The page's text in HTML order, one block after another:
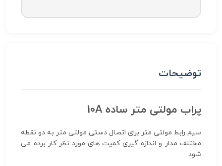
توضیحات
پراب مولتی متر ساده 10A
سیم رابط مولتی متر برای اتصال دستی مولتی متر به دو نقطه
مختلف مدار و اندازه گیری کمیت های مورد نظر کار برده می
شود